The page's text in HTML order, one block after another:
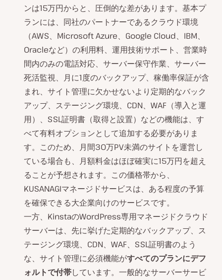
ンは15万円からと、圧倒的な差があります。基本プ
ランには、同社のパートナーであるクラウド環境
（AWS、Microsoft Azure、Google Cloud、IBM、
Oracleなど）の利用料、運用技術サポート、営業時
間内のみの電話対応、サーバー保守作業、サーバー
死活監視、月に1度のバックアップ、稼働率保証が含
まれ、サイト管理に欠かせないより定期的なバック
アップ、ステージング環境、CDN、WAF（導入と運
用）、SSL証明書（取得と設置）などの機能は、す
べて有料オプションとして追加する必要がありま
す。このため、月間30万PV未満のサイトを運営し
ている場合も、月額料金はほぼ確実に15万円を超え
ることが予想されます。この価格帯から、
KUSANAGIマネージドサービスは、ある程度の予算
を確保できる大企業向けのサービスです。
一方、KinstaのWordPress専用マネージドクラウド
サーバーは、先に挙げた定期的なバックアップ、ス
テージング環境、CDN、WAF、SSL証明書のよう
な、サイト管理に必須機能がすべてのプランにデフ
ォルトで付帯しています。一般的なサーバーサービ